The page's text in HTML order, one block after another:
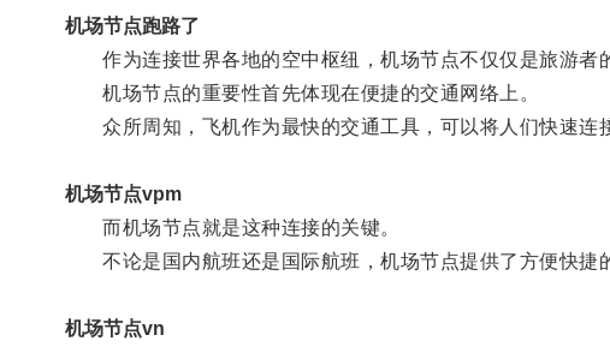
机场节点跑路了
作为连接世界各地的空中枢纽，机场节点不仅仅是旅游者
机场节点的重要性首先体现在便捷的交通网络上。
众所周知，飞机作为最快的交通工具，可以将人们快速连
机场节点vpm
而机场节点就是这种连接的关键。
不论是国内航班还是国际航班，机场节点提供了方便快捷
机场节点vn